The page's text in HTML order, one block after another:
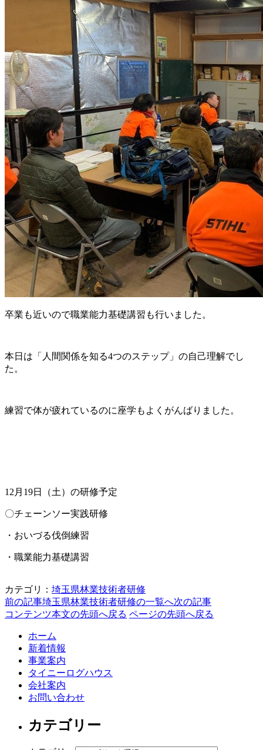
卒業も近いので職業能力基礎講習も行いました。
本日は「人間関係を知る4つのステップ」の自己理解でし
た。
練習で体が疲れているのに座学もよくがんばりました。
12月19日（土）の研修予定
〇チェーンソー実践研修
・おいづる伐倒練習
・職業能力基礎講習
カテゴリ： 埼玉県林業技術者研修
前の記事埼玉県林業技術者研修の一覧へ次の記事
コンテンツ本文の先頭へ戻る ページの先頭へ戻る
ホーム
新着情報
事業案内
タイニーログハウス
会社案内
お問い合わせ
カテゴリー